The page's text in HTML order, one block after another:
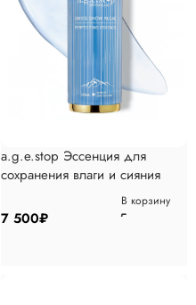
a.g.e.stop Эссенция для
сохранения влаги и сияния
7 500₽
В корзину